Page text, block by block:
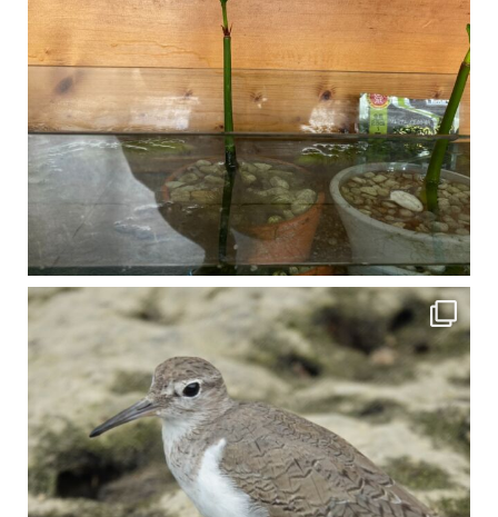
比謝川でよく見られる生き物 「イソシギ」の足に釣り針が(>_<) 比謝川は釣りが可